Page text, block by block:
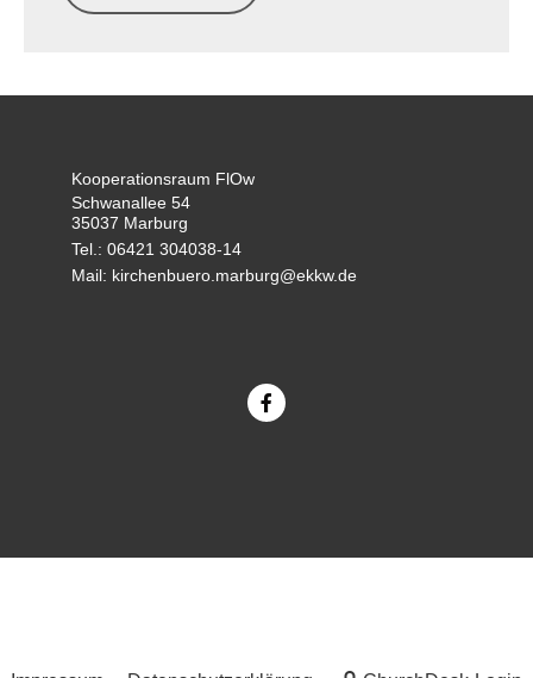
Kooperationsraum FlOw
Schwanallee 54
35037 Marburg
Tel.: 06421 304038-14
Mail: kirchenbuero.marburg@ekkw.de